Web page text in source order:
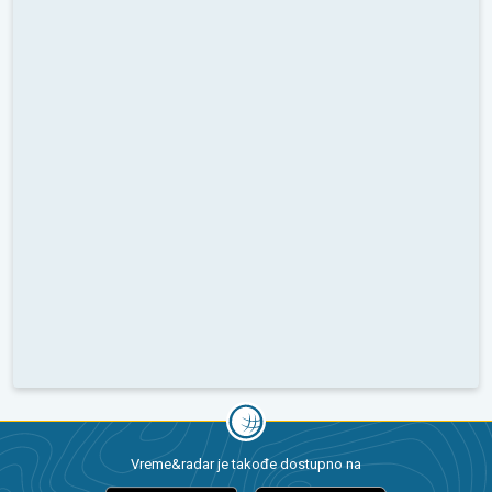
Vreme&radar je takođe dostupno na